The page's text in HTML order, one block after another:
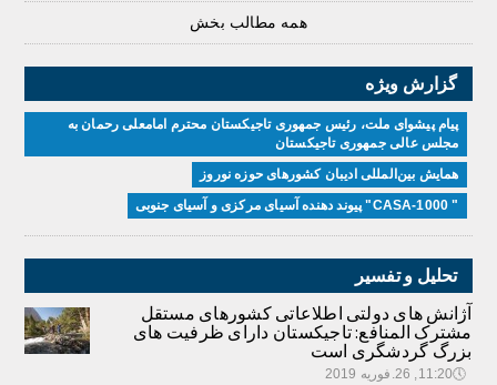
همه مطالب بخش
گزارش ویژه
پیام پیشوای ملت، رئیس جمهوری تاجیکستان محترم امامعلی رحمان به
مجلس عالی جمهوری تاجیکستان
همایش بین‌المللی ادیبان کشور‌های حوزه نوروز
" CASA-1000" پیوند دهنده آسیای مرکزی و آسیای جنوبی
تحلیل و تفسیر
آژانش های دولتی اطلاعاتی کشورهای مستقل
مشترک المنافع: تاجیکستان دارای ظرفیت های
بزرگ گردشگری است
🕔11:20, 26.فوریه 2019